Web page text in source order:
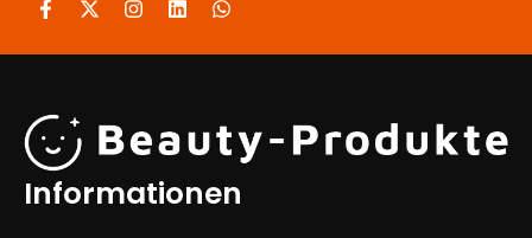
Informationen